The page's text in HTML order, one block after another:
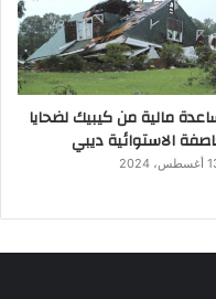
مالية من كيبيك لضحايا
الاستوائية ديبي
2024